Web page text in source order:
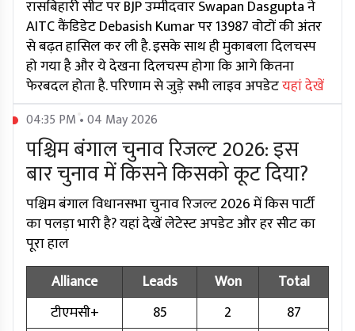
रासबिहारी सीट पर BJP उम्मीदवार Swapan Dasgupta ने
AITC कैंडिडेट Debasish Kumar पर 13987 वोटों की अंतर
से बढ़त हासिल कर ली है. इसके साथ ही मुकाबला दिलचस्प
हो गया है और ये देखना दिलचस्प होगा कि आगे कितना
फेरबदल होता है. परिणाम से जुड़े सभी लाइव अपडेटयहां देखें
04:35 PM • 04 May 2026
पश्चिम बंगाल चुनाव रिजल्ट 2026: इस
बार चुनाव में किसने किसको कूट दिया?
पश्चिम बंगाल विधानसभा चुनाव रिजल्ट 2026 में किस पार्टी
का पलड़ा भारी है? यहां देखें लेटेस्ट अपडेट और हर सीट का
पूरा हाल
Alliance
Leads Won
Total
टीएमसी+
85 2
87